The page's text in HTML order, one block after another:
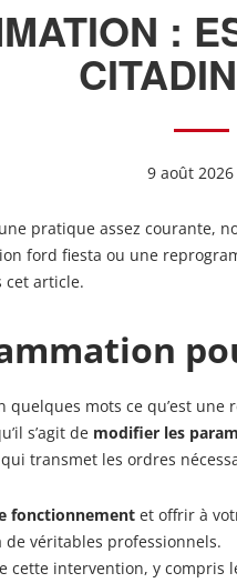
:
9 août 2026
pratique assez courante,
ford fiesta ou une
cet article.
mots ce qu’est
s’agit de modifier les
transmet les ordres
fonctionnement et offrir à
de véritables professionnels.
cette intervention, y